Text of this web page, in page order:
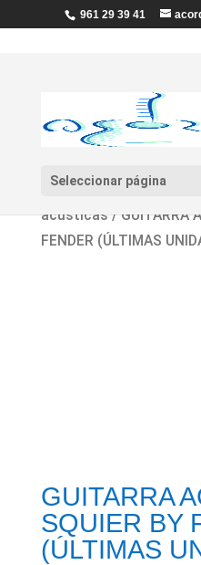
961 29 39 41
Seleccionar página
Inicio/Guitarras y Bajos
acústicas/ GUITARRA
FENDER (ÚLTIMAS
GUITARRA
SQUIER BY
(ÚLTIMAS